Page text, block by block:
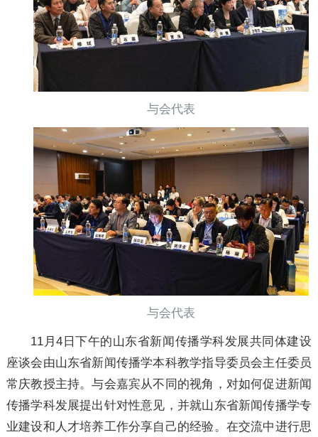
与会代表
与会代表
11月4日下午的山东省新闻传播学科发展共同体建设
座谈会由山东省新闻传播学本科教学指导委员会主任委员
常庆教授主持。与会嘉宾从不同的视角，对如何促进新闻
传播学科发展提出针对性意见，并就山东省新闻传播学专
业建设和人才培养工作分享自己的经验。在交流中进行思